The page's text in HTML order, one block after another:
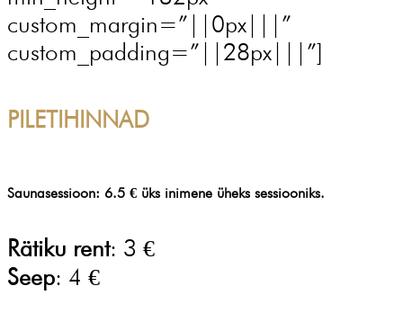
custom_margin=”||0px|||”
custom_padding=”||28px|||”]
PILETIHINNAD
Saunasessioon: 6.5 € üks inimene üheks sessiooniks.
Rätiku rent: 3 €
Seep: 4 €